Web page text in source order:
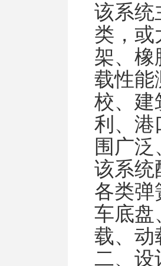
该系统
类，或
架、橡
载性能
校、建
利、港
围广
该系统
各类弹
车底盘
载、动
二、设